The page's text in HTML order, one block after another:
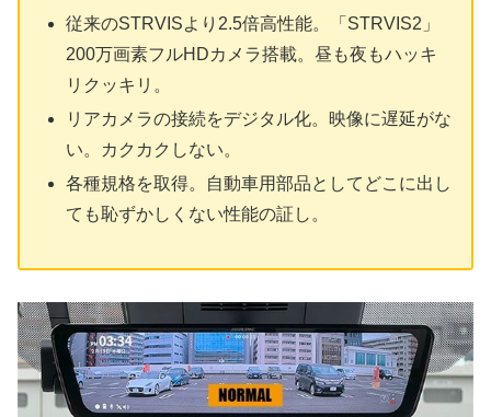
従来のSTRVISより2.5倍高性能。「STRVIS2」
200万画素フルHDカメラ搭載。昼も夜もハッキ
リクッキリ。
リアカメラの接続をデジタル化。映像に遅延がな
い。カクカクしない。
各種規格を取得。自動車用部品としてどこに出し
ても恥ずかしくない性能の証し。